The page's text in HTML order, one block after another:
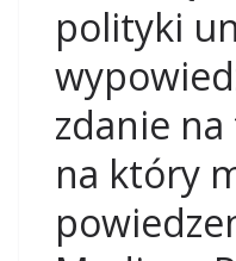
polityki
zdanie
na który